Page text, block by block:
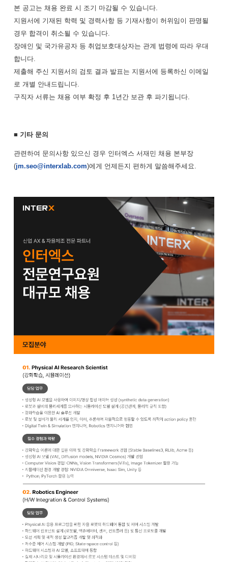
본 공고는 채용 완료 시 조기 마감될 수 있습니다.
지원서에 기재된 학력 및 경력사항 등 기재사항이 허위임이 판명될
경우 합격이 취소될 수 있습니다.
장애인 및 국가유공자 등 취업보호대상자는 관계 법령에 따라 우대
합니다.
제출해 주신 지원서의 검토 결과 발표는 지원서에 등록하신 이메일
로 개별 안내드립니다.
구직자 서류는 채용 여부 확정 후 1년간 보관 후 파기됩니다.
■ 기타 문의
관련하여 문의사항 있으신 경우 인터엑스 서재민 채용 본부장
(jm.seo@interxlab.com)에게 언제든지 편하게 말씀해주세요.